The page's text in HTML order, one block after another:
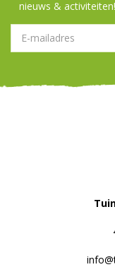
nieuws & activiteiten!